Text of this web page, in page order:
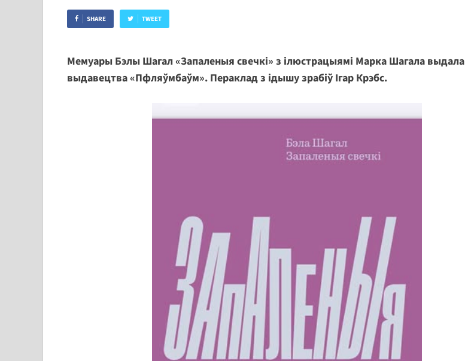
SHARE TWEET
Мемуары Бэлы Шагал «Запаленыя свечкі» з ілюстрацыямі Марка Шагала выдала
выдавецтва «Пфляўмбаўм». Пераклад з ідышу зрабіў Ігар Крэбс.